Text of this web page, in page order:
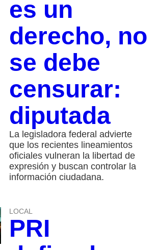
es un
derecho, no
se debe
censurar:
diputada
La legisladora federal advierte
que los recientes lineamientos
oficiales vulneran la libertad de
expresión y buscan controlar la
información ciudadana.
LOCAL
PRI